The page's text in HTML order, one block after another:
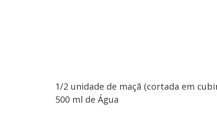
1/2 unidade de maçã (cortada em
500 ml de Água